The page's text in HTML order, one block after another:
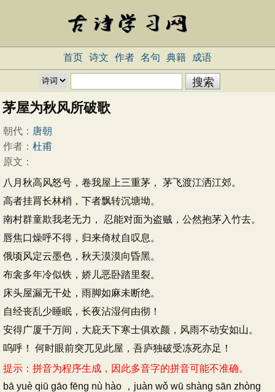
首页 诗文 作者 名句 典籍 成语
茅屋为秋风所破歌
朝代： 唐朝
作者： 杜甫
原文：
八月秋高风怒号，卷我屋上三重茅， 茅飞渡江洒江郊。
高者挂罥长林梢，下者飘转沉塘坳。
南村群童欺我老无力， 忍能对面为盗贼，公然抱茅入竹去。
唇焦口燥呼不得，归来倚杖自叹息。
俄顷风定云墨色，秋天漠漠向昏黑。
布衾多年冷似铁，娇儿恶卧踏里裂。
床头屋漏无干处，雨脚如麻未断绝。
自经丧乱少睡眠，长夜沾湿何由彻！
安得广厦千万间，大庇天下寒士俱欢颜，风雨不动安如山。
呜呼！ 何时眼前突兀见此屋，吾庐独破受冻死亦足！
提示：拼音为程序生成，因此多音字的拼音可能不准确。
bā yuè qiū gāo fēng nù hào ，juàn wǒ wū shàng sān zhòng